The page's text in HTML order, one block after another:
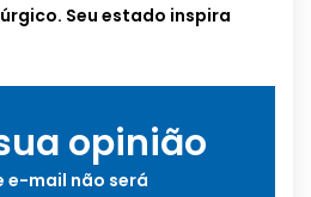
Seu estado inspira
opinião
e-mail não será